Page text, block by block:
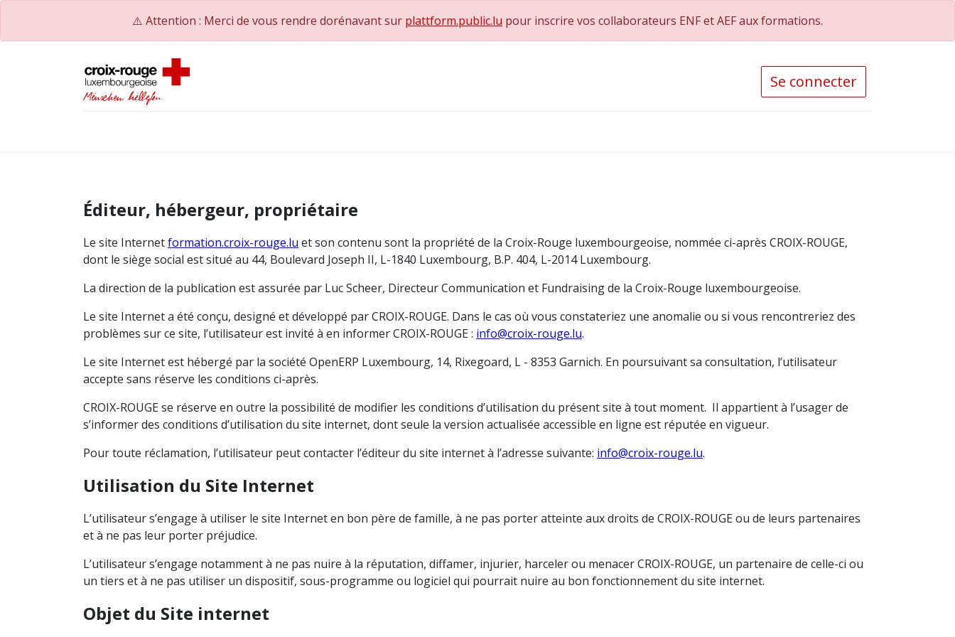
⚠️ Attention : Merci de vous rendre dorénavant sur plattform.public.lu pour inscrire vos collaborateurs ENF et AEF aux formations.
Se connecter
Éditeur, hébergeur, propriétaire
Le site Internetformation.croix-rouge.lu et son contenu sont la propriété de la Croix-Rouge luxembourgeoise, nommée ci-après CROIX-ROUGE,
dont le siège social est situé au 44, Boulevard Joseph II, L-1840 Luxembourg, B.P. 404, L-2014 Luxembourg.
La direction de la publication est assurée par Luc Scheer, Directeur Communication et Fundraising de la Croix-Rouge luxembourgeoise.
Le site Internet a été conçu, designé et développé par CROIX-ROUGE. Dans le cas où vous constateriez une anomalie ou si vous rencontreriez des
problèmes sur ce site, l’utilisateur est invité à en informer CROIX-ROUGE : info@croix-rouge.lu.
Le site Internet est hébergé par la société OpenERP Luxembourg, 14, Rixegoard, L - 8353 Garnich. En poursuivant sa consultation, l’utilisateur
accepte sans réserve les conditions ci-après.
CROIX-ROUGE se réserve en outre la possibilité de modifier les conditions d’utilisation du présent site à tout moment. Il appartient à l’usager de
s’informer des conditions d’utilisation du site internet, dont seule la version actualisée accessible en ligne est réputée en vigueur.
Pour toute réclamation, l’utilisateur peut contacter l’éditeur du site internet à l’adresse suivante: info@croix-rouge.lu.
Utilisation du Site Internet
L’utilisateur s’engage à utiliser le site Internet en bon père de famille, à ne pas porter atteinte aux droits de CROIX-ROUGE ou de leurs partenaires
et à ne pas leur porter préjudice.
L’utilisateur s’engage notamment à ne pas nuire à la réputation, diffamer, injurier, harceler ou menacer CROIX-ROUGE, un partenaire de celle-ci ou
un tiers et à ne pas utiliser un dispositif, sous-programme ou logiciel qui pourrait nuire au bon fonctionnement du site internet.
Objet du Site internet